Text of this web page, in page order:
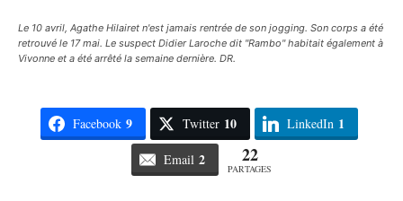
Le 10 avril, Agathe Hilairet n'est jamais rentrée de son jogging. Son corps a été
retrouvé le 17 mai. Le suspect Didier Laroche dit "Rambo" habitait également à
Vivonne et a été arrêté la semaine dernière. DR.
Facebook 9 Twitter 10 LinkedIn 1
Email 2 22
PARTAGES